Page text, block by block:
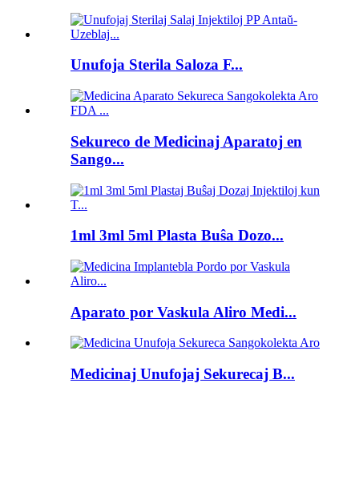
Unufoja Sterila Saloza F...
Sekureco de Medicinaj Aparatoj en
Sango...
1ml 3ml 5ml Plasta Buŝa Dozo...
Aparato por Vaskula Aliro Medi...
Medicinaj Unufojaj Sekurecaj B...